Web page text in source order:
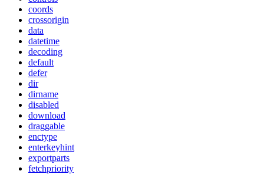
coords
crossorigin
data
datetime
decoding
default
defer
dir
dirname
disabled
download
draggable
enctype
enterkeyhint
exportparts
fetchpriority